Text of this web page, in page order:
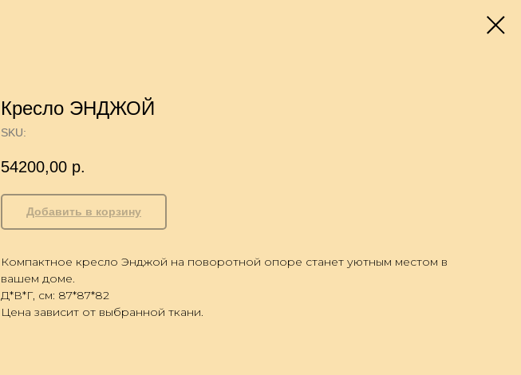
Кресло ЭНДЖОЙ
SKU:
54200,00 р.
Добавить в корзину
Компактное кресло Энджой на поворотной опоре станет уютным местом в
вашем доме.
Д*В*Г, см: 87*87*82
Цена зависит от выбранной ткани.